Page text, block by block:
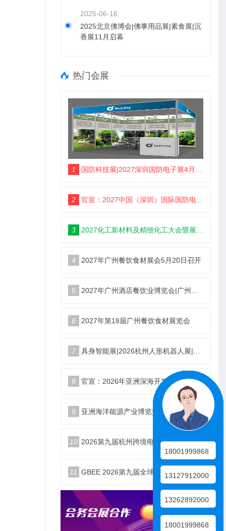
2025-06-16
2025北京佛博会|佛事用品展|素食展|沉
香展11月启幕
热门会展
1 国防科技展|2027深圳国防电子展4月9日启幕
2 官宣：2027中国（深圳）国际国防电子博览会
3 2027化工新材料及精细化工大会暨展览会定档苏州
4 2027年广州餐饮食材展会5月20日召开
5 2027年广州酒店餐饮业博览会|广州餐博会
6 2027年第18届广州餐饮食材展览会
7 具身智能展|2026杭州人形机器人展|仿生机器人展5月启幕
8 官宣：2026年亚洲深海开发与海底作业装备博览交易会
9 亚洲海洋能源产业博览交易会2026年12月18日举办
10 2026第九届杭州跨境电商生态展10月25日启幕
11 GBEE 2026第九届全球（杭州）跨境电商生态博览会
18001999868
13127912000
13262892000
18001999868